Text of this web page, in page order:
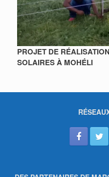
PROJET DE
SOLAIRES À MOHÉLI